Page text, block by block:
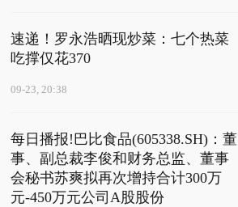
速递！罗永浩晒现炒菜：七个热菜
吃撑仅花370
09-23, 20:38
每日播报!巴比食品(605338.SH)：董
事、副总裁李俊和财务总监、董事
会秘书苏爽拟再次增持合计300万
元-450万元公司A股股份